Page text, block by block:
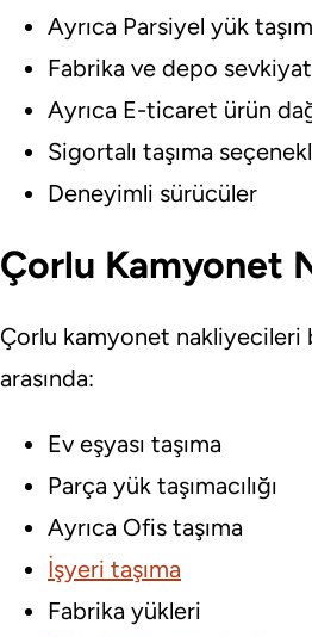
Ayrıca Parsiyel yük
Fabrika ve depo
Ayrıca E-ticaret ürün
Sigortalı taşıma
Deneyimli sürücüler
Çorlu Kamyonet
Çorlu kamyonet nakliyecileri
arasında:
Ev eşyası taşıma
Parça yük taşımacılığı
Ayrıca Ofis taşıma
İşyeri taşıma
Fabrika yükleri